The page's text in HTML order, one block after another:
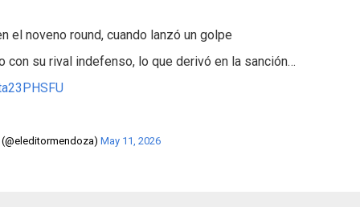
el noveno round, cuando lanzó un golpe
con su rival indefenso, lo que derivó en la sanción…
May 11, 2026